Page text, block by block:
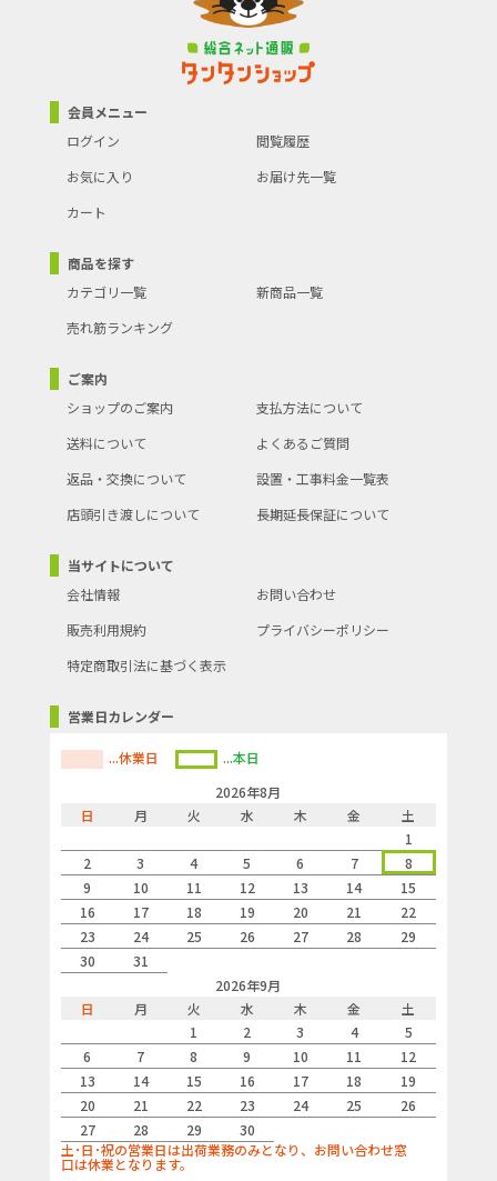
会員メニュー
ログイン
閲覧履歴
お気に入り
お届け先一覧
カート
商品を探す
カテゴリ一覧
新商品一覧
売れ筋ランキング
ご案内
ショップのご案内
支払方法について
送料について
よくあるご質問
返品・交換について
設置・工事料金一覧表
店頭引き渡しについて
長期延長保証について
当サイトについて
会社情報
お問い合わせ
販売利用規約
プライバシーポリシー
特定商取引法に基づく表示
営業日カレンダー
...休業日
...本日
2026年8月
日
月 火 水 木 金
土
1
2
3 4 5 6 7
8
9
10 11 12 13 14
15
16
17 18 19 20 21
22
23
24 25 26 27 28
29
30
31
2026年9月
日
月 火 水 木 金
土
1
2 3 4
5
6
7 8 9 10 11
12
13
14 15 16 17 18
19
20
21 22 23 24 25
26
27
28 29
30
土･日･祝の営業日は出荷業務のみとなり、お問い合わせ窓
口は休業となります。